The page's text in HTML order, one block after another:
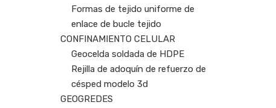
Formas de tejido uniforme de
enlace de bucle tejido
CONFINAMIENTO CELULAR
Geocelda soldada de HDPE
Rejilla de adoquín de refuerzo de
césped modelo 3d
GEOGREDES